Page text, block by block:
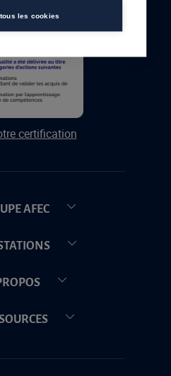
certification
AFEC
les cookies